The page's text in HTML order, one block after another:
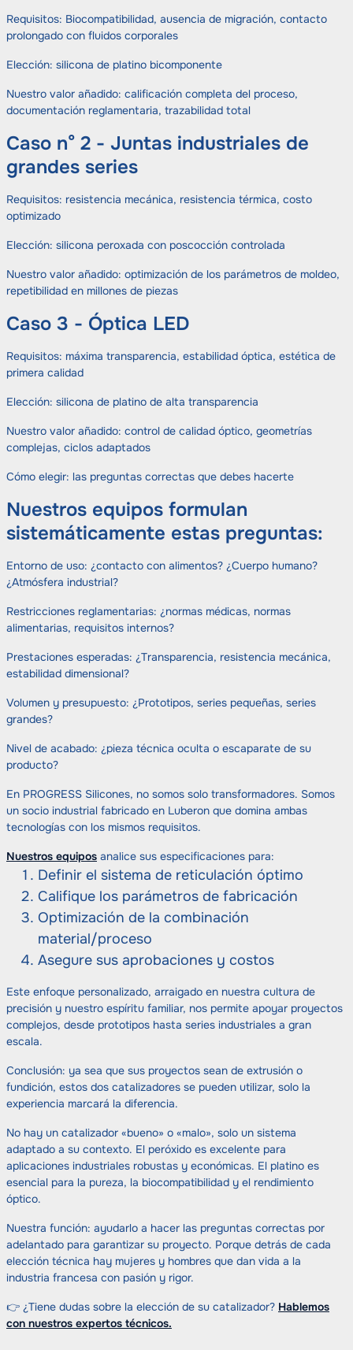
Requisitos: Biocompatibilidad, ausencia de migración, contacto
prolongado con fluidos corporales
Elección: silicona de platino bicomponente
Nuestro valor añadido: calificación completa del proceso,
documentación reglamentaria, trazabilidad total
Caso n° 2 - Juntas industriales de
grandes series
Requisitos: resistencia mecánica, resistencia térmica, costo
optimizado
Elección: silicona peroxada con poscocción controlada
Nuestro valor añadido: optimización de los parámetros de moldeo,
repetibilidad en millones de piezas
Caso 3 - Óptica LED
Requisitos: máxima transparencia, estabilidad óptica, estética de
primera calidad
Elección: silicona de platino de alta transparencia
Nuestro valor añadido: control de calidad óptico, geometrías
complejas, ciclos adaptados
Cómo elegir: las preguntas correctas que debes hacerte
Nuestros equipos formulan
sistemáticamente estas preguntas:
Entorno de uso: ¿contacto con alimentos? ¿Cuerpo humano?
¿Atmósfera industrial?
Restricciones reglamentarias: ¿normas médicas, normas
alimentarias, requisitos internos?
Prestaciones esperadas: ¿Transparencia, resistencia mecánica,
estabilidad dimensional?
Volumen y presupuesto: ¿Prototipos, series pequeñas, series
grandes?
Nivel de acabado: ¿pieza técnica oculta o escaparate de su
producto?
En PROGRESS Silicones, no somos solo transformadores. Somos
un socio industrial fabricado en Luberon que domina ambas
tecnologías con los mismos requisitos.
Nuestros equipos analice sus especificaciones para:
Definir el sistema de reticulación óptimo
Califique los parámetros de fabricación
Optimización de la combinación
material/proceso
Asegure sus aprobaciones y costos
Este enfoque personalizado, arraigado en nuestra cultura de
precisión y nuestro espíritu familiar, nos permite apoyar proyectos
complejos, desde prototipos hasta series industriales a gran
escala.
Conclusión: ya sea que sus proyectos sean de extrusión o
fundición, estos dos catalizadores se pueden utilizar, solo la
experiencia marcará la diferencia.
No hay un catalizador «bueno» o «malo», solo un sistema
adaptado a su contexto. El peróxido es excelente para
aplicaciones industriales robustas y económicas. El platino es
esencial para la pureza, la biocompatibilidad y el rendimiento
óptico.
Nuestra función: ayudarlo a hacer las preguntas correctas por
adelantado para garantizar su proyecto. Porque detrás de cada
elección técnica hay mujeres y hombres que dan vida a la
industria francesa con pasión y rigor.
👉 ¿Tiene dudas sobre la elección de su catalizador? Hablemos
con nuestros expertos técnicos.